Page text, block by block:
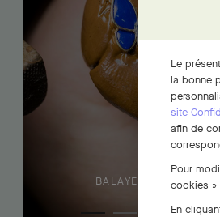
BALAYEZ POUR
Le
la bonne
site
afin de
Pour
cookies »
En